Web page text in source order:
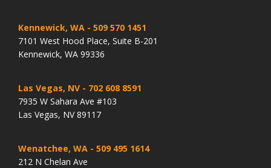
Kennewick, WA - 509 570 1451
7101 West Hood Place, Suite B-201
Kennewick, WA 99336
Las Vegas, NV - 702 608 8591
7935 W Sahara Ave #103
Las Vegas, NV 89117
Wenatchee, WA - 509 495 1614
212 N Chelan Ave